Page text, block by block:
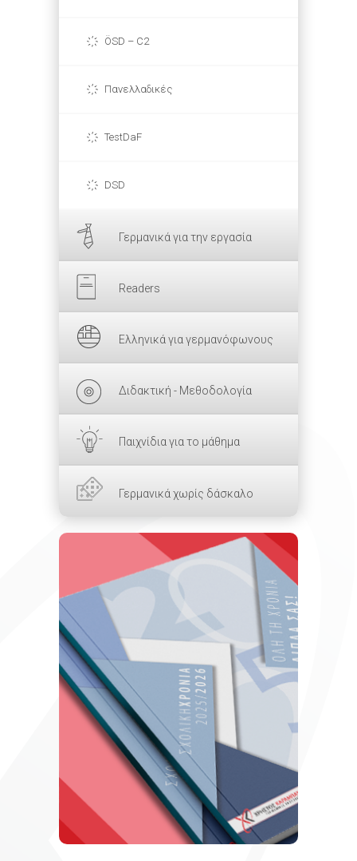
ÖSD – C2
Πανελλαδικές
TestDaF
DSD
Γερμανικά για την εργασία
Readers
Ελληνικά για γερμανόφωνους
Διδακτική - Μεθοδολογία
Παιχνίδια για το μάθημα
Γερμανικά χωρίς δάσκαλο